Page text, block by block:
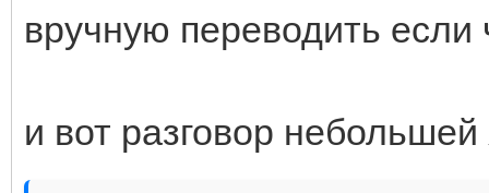
вручную переводить если
и вот разговор небольшей